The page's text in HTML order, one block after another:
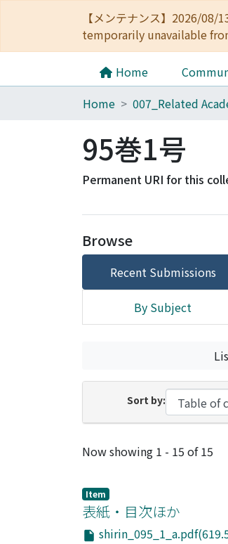
【メンテナンス】2026/
temporarily unavailable
Home
Home
95巻1号
Permanent URI for this
Browse
Recent Submissions
By Subject
Sort by:
Recent
Now showing 1 - 15 of 15
Item
表紙・目次ほか